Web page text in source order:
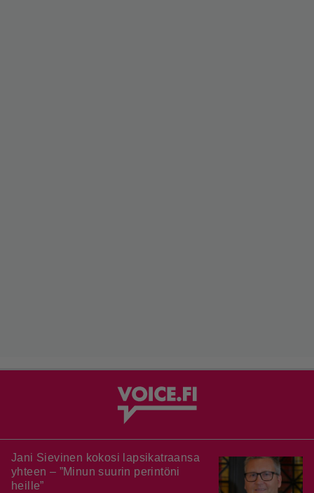
Jani Sievinen kokosi lapsikatraansa
yhteen – ”Minun suurin perintöni
heille”